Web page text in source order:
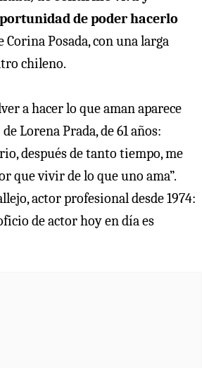
de poder hacerlo
Corina Posada, con una larga
chileno.
a hacer lo que aman aparece
Lorena Prada, de 61 años:
después de tanto tiempo, me
que vivir de lo que uno ama”.
actor profesional desde 1974:
de actor hoy en día es